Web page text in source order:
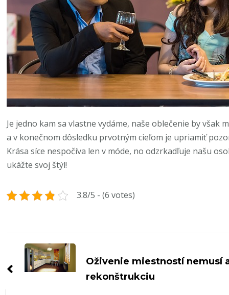
Je jedno kam sa vlastne vydáme, naše oblečenie by však
a v konečnom dôsledku prvotným cieľom je upriamiť
Krása síce nespočíva len v móde, no odzrkadľuje našu
ukážte svoj štýl!
3.8/5 - (6 votes)
Navigace
příspěvkuOživenie miestností nemusí
rekonštrukciu